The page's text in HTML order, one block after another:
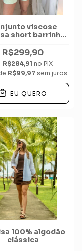
viscose
short barrinha
R$299,90
R$284,91 no PIX
R$99,97sem juros
EU QUERO
100% algodão
clássica